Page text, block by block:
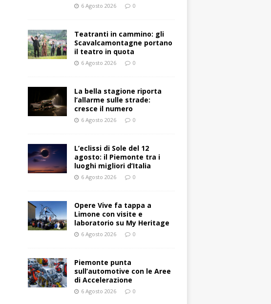
6 Agosto 2026 0
Teatranti in cammino: gli
Scavalcamontagne portano
il teatro in quota
6 Agosto 2026 0
La bella stagione riporta
l’allarme sulle strade:
cresce il numero
6 Agosto 2026 0
L’eclissi di Sole del 12
agosto: il Piemonte tra i
luoghi migliori d’Italia
6 Agosto 2026 0
Opere Vive fa tappa a
Limone con visite e
laboratorio su My Heritage
6 Agosto 2026 0
Piemonte punta
sull’automotive con le Aree
di Accelerazione
6 Agosto 2026 0